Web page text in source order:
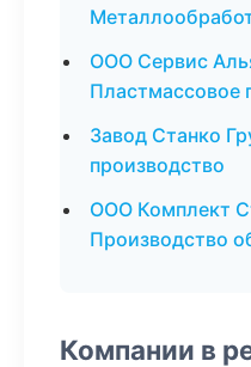
ООО Сервис
Пластмассовое
Завод Станко
производство
ООО Комплект
Производство
Компании в